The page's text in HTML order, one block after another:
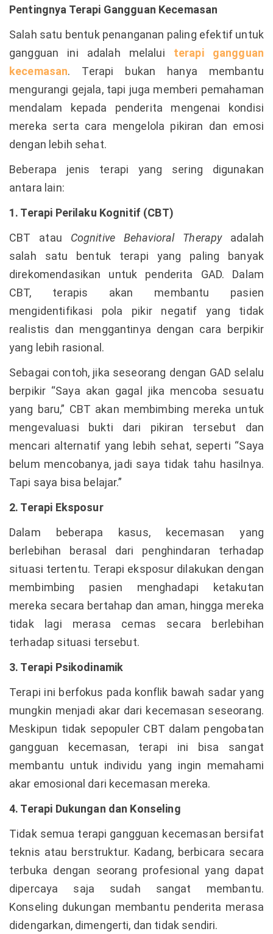
Pentingnya Terapi Gangguan Kecemasan
Salah satu bentuk penanganan paling efektif untuk
gangguan ini adalah melalui terapi gangguan
kecemasan. Terapi bukan hanya membantu
mengurangi gejala, tapi juga memberi pemahaman
mendalam kepada penderita mengenai kondisi
mereka serta cara mengelola pikiran dan emosi
dengan lebih sehat.
Beberapa jenis terapi yang sering digunakan
antara lain:
1. Terapi Perilaku Kognitif (CBT)
CBT atau Cognitive Behavioral Therapyadalah
salah satu bentuk terapi yang paling banyak
direkomendasikan untuk penderita GAD. Dalam
CBT, terapis akan membantu pasien
mengidentifikasi pola pikir negatif yang tidak
realistis dan menggantinya dengan cara berpikir
yang lebih rasional.
Sebagai contoh, jika seseorang dengan GAD selalu
berpikir “Saya akan gagal jika mencoba sesuatu
yang baru,” CBT akan membimbing mereka untuk
mengevaluasi bukti dari pikiran tersebut dan
mencari alternatif yang lebih sehat, seperti “Saya
belum mencobanya, jadi saya tidak tahu hasilnya.
Tapi saya bisa belajar.”
2. Terapi Eksposur
Dalam beberapa kasus, kecemasan yang
berlebihan berasal dari penghindaran terhadap
situasi tertentu. Terapi eksposur dilakukan dengan
membimbing pasien menghadapi ketakutan
mereka secara bertahap dan aman, hingga mereka
tidak lagi merasa cemas secara berlebihan
terhadap situasi tersebut.
3. Terapi Psikodinamik
Terapi ini berfokus pada konflik bawah sadar yang
mungkin menjadi akar dari kecemasan seseorang.
Meskipun tidak sepopuler CBT dalam pengobatan
gangguan kecemasan, terapi ini bisa sangat
membantu untuk individu yang ingin memahami
akar emosional dari kecemasan mereka.
4. Terapi Dukungan dan Konseling
Tidak semua terapi gangguan kecemasan bersifat
teknis atau berstruktur. Kadang, berbicara secara
terbuka dengan seorang profesional yang dapat
dipercaya saja sudah sangat membantu.
Konseling dukungan membantu penderita merasa
didengarkan, dimengerti, dan tidak sendiri.